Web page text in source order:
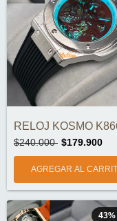
$240.000 $179.900
43%